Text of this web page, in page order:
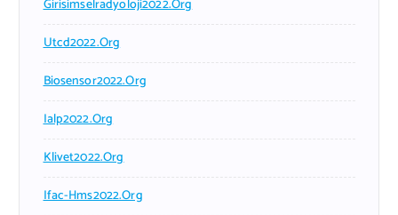
Girisimselradyoloji2022.org
Utcd2022.org
Biosensor2022.org
Ialp2022.org
Klivet2022.org
Ifac-Hms2022.org